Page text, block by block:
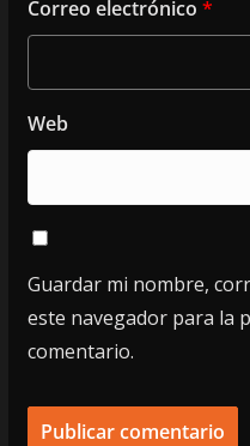
Correo electrónico *
Web
Guardar mi nombre,
este navegador para la
comentario.